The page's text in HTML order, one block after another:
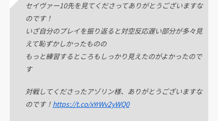
セイヴァー10先を見てくださってありがとうございますな
のです！
いざ自分のプレイを振り返ると対空反応遅い部分が多々見
えて恥ずかしかったものの
もっと練習するところもしっかり見えたのがよかったので
す
対戦してくださったアゾリン様、ありがとうございますな
のです！ https://t.co/xYrWv2yWQ0